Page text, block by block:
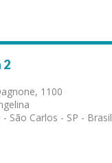
2
1100
- São Carlos - SP - Brasil